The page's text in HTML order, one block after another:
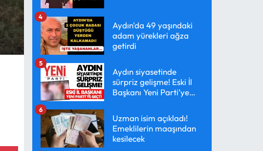
Aydın'da 49 yaşındaki
adam yürekleri ağza
getirdi
4
Aydın siyasetinde
sürpriz gelişme! Eski İl
Başkanı Yeni Parti’ye
5
Uzman isim açıkladı!
Emeklilerin maaşından
kesilecek
6